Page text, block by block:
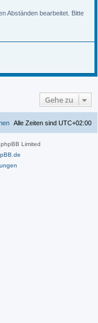
Abständen bearbeitet. Bitte
Gehe zu
Alle Zeiten sind UTC+02:00
Limited